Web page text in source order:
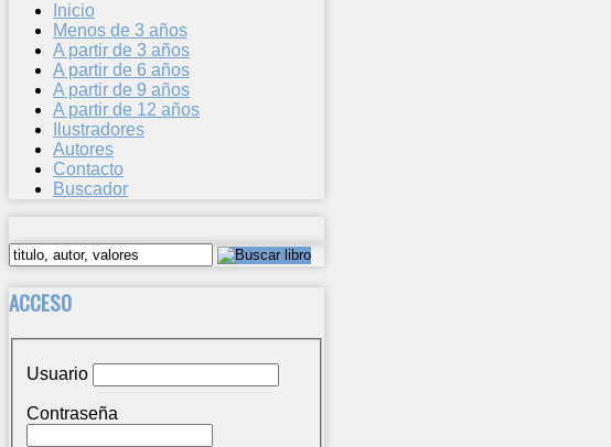
Inicio
Menos de 3 años
A partir de 3 años
A partir de 6 años
A partir de 9 años
A partir de 12 años
Ilustradores
Autores
Contacto
Buscador
ACCESO
Usuario
Contraseña